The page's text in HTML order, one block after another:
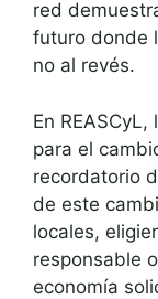
red
futuro donde
no al revés.
En
para el
recordatorio
de este
locales,
responsable
economía